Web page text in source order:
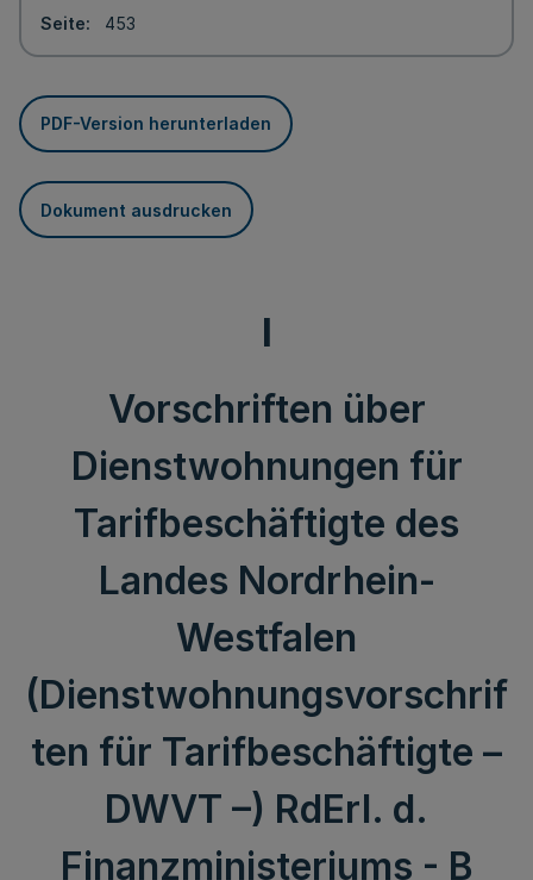
Seite
453
PDF-Version herunterladen
Dokument ausdrucken
I
Vorschriften über
Dienstwohnungen für
Tarifbeschäftigte des
Landes Nordrhein-
Westfalen
(Dienstwohnungsvorschrif
ten für Tarifbeschäftigte –
DWVT –) RdErl. d.
Finanzministeriums - B